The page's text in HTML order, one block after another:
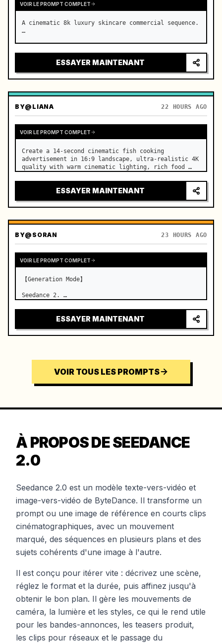
VOIR LE PROMPT COMPLET
A cinematic 8k luxury skincare commercial sequence.
…
ESSAYER MAINTENANT
BY@LIANA 22 HOURS AGO
VOIR LE PROMPT COMPLET
Create a 14-second cinematic fish cooking
advertisement in 16:9 landscape, ultra-realistic 4K
quality with warm cinematic lighting, rich food
ESSAYER MAINTENANT
BY@SORAN 23 HOURS AGO
VOIR LE PROMPT COMPLET
【Generation Mode】
Seedance 2. …
ESSAYER MAINTENANT
VOIR TOUS LES PROMPTS
À PROPOS DE SEEDANCE
2.0
Seedance 2.0 est un modèle texte-vers-vidéo et
image-vers-vidéo de ByteDance. Il transforme un
prompt ou une image de référence en courts clips
cinématographiques, avec un mouvement
marqué, des séquences en plusieurs plans et des
sujets cohérents d'une image à l'autre.
Il est conçu pour itérer vite : décrivez une scène,
réglez le format et la durée, puis affinez jusqu'à
obtenir le bon plan. Il gère les mouvements de
caméra, la lumière et les styles, ce qui le rend utile
pour les bandes-annonces, les teasers produit,
les clips pour réseaux et le passage du